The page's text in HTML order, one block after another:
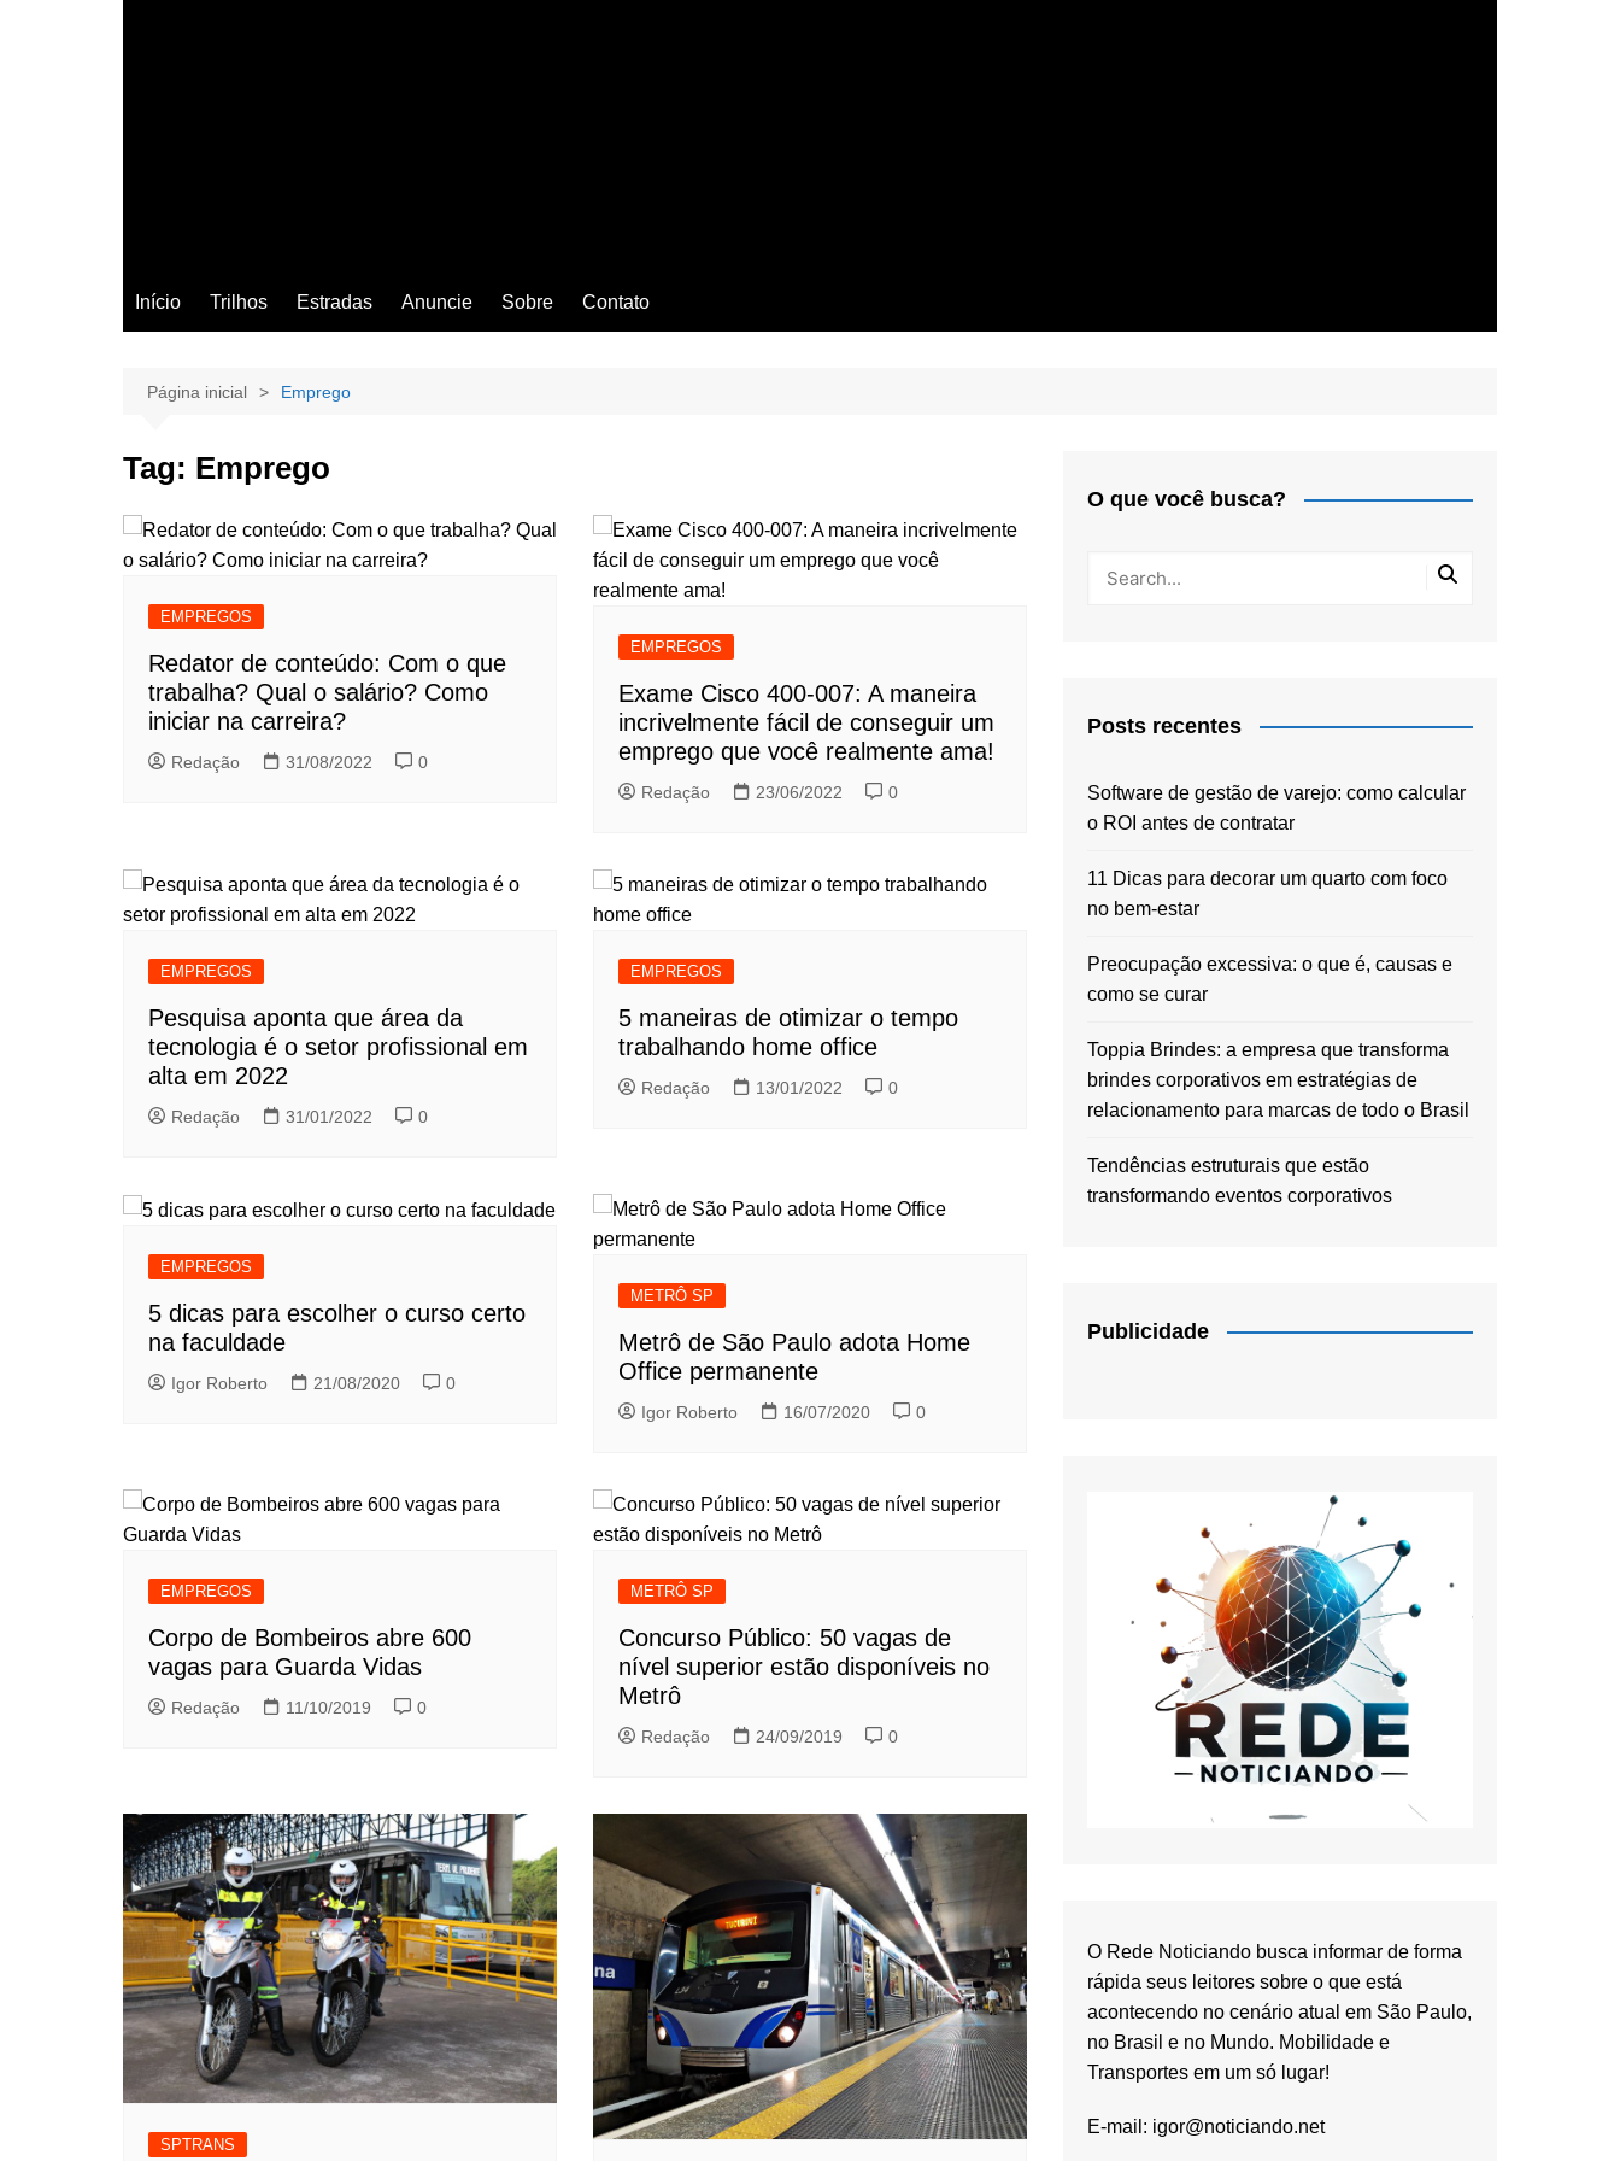
Início Trilhos Estradas Anuncie Sobre Contato
Página inicial Emprego
Tag: Emprego
EMPREGOS
Redator de conteúdo: Com o que
trabalha? Qual o salário? Como
iniciar na carreira?
Redação 31/08/2022 0
EMPREGOS
Exame Cisco 400-007: A maneira
incrivelmente fácil de conseguir um
emprego que você realmente ama!
Redação 23/06/2022 0
EMPREGOS
Pesquisa aponta que área da
tecnologia é o setor profissional em
alta em 2022
Redação 31/01/2022 0
EMPREGOS
5 maneiras de otimizar o tempo
trabalhando home office
Redação 13/01/2022 0
EMPREGOS
5 dicas para escolher o curso certo
na faculdade
Igor Roberto 21/08/2020 0
METRÔ SP
Metrô de São Paulo adota Home
Office permanente
Igor Roberto 16/07/2020 0
EMPREGOS
Corpo de Bombeiros abre 600
vagas para Guarda Vidas
Redação 11/10/2019 0
METRÔ SP
Concurso Público: 50 vagas de
nível superior estão disponíveis no
Metrô
Redação 24/09/2019 0
SPTRANS
O que você busca?
Posts recentes
Software de gestão de varejo: como calcular
o ROI antes de contratar
11 Dicas para decorar um quarto com foco
no bem-estar
Preocupação excessiva: o que é, causas e
como se curar
Toppia Brindes: a empresa que transforma
brindes corporativos em estratégias de
relacionamento para marcas de todo o Brasil
Tendências estruturais que estão
transformando eventos corporativos
Publicidade
O Rede Noticiando busca informar de forma
rápida seus leitores sobre o que está
acontecendo no cenário atual em São Paulo,
no Brasil e no Mundo. Mobilidade e
Transportes em um só lugar!
E-mail: igor@noticiando.net